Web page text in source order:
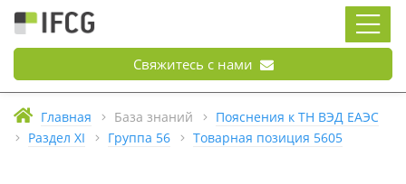
Свяжитесь с нами
Главная База знаний
Пояснения к ТН ВЭД ЕАЭС
Раздел XI
Группа 56 Товарная позиция 5605